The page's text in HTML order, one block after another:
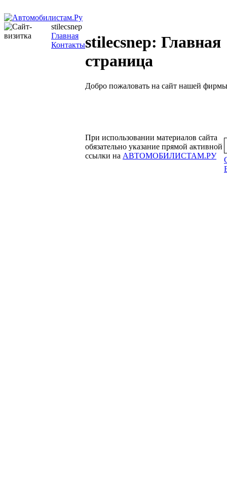
stilecsnep
Главная
Контактыstilecsnep: Главная
страница
Добро пожаловать на сайт нашей
При использовании материалов сайта
обязательно указание прямой активной
ссылки на АВТОМОБИЛИСТАМ.РУ